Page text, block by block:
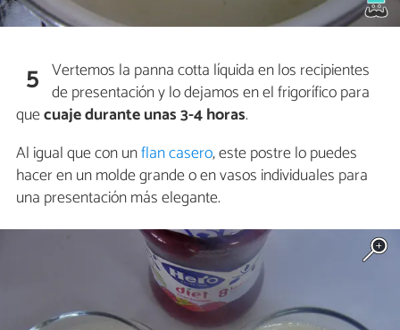
5 Vertemos la panna cotta líquida en los recipientes
de presentación y lo dejamos en el frigorífico para
quecuaje durante unas 3-4 horas.
Al igual que con unflan casero, este postre lo puedes
hacer en un molde grande o en vasos individuales para
una presentación más elegante.